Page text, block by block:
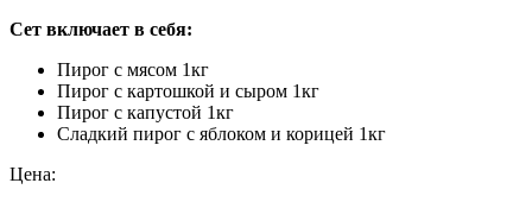
Сет включает в себя:
Пирог с мясом 1кг
Пирог с картошкой и сыром 1кг
Пирог с капустой 1кг
Сладкий пирог с яблоком и корицей 1кг
Цена: